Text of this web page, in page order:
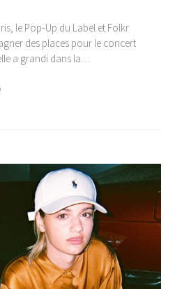
le Pop-Up du Label et Folkr
des places pour le concert
a grandi dans la…